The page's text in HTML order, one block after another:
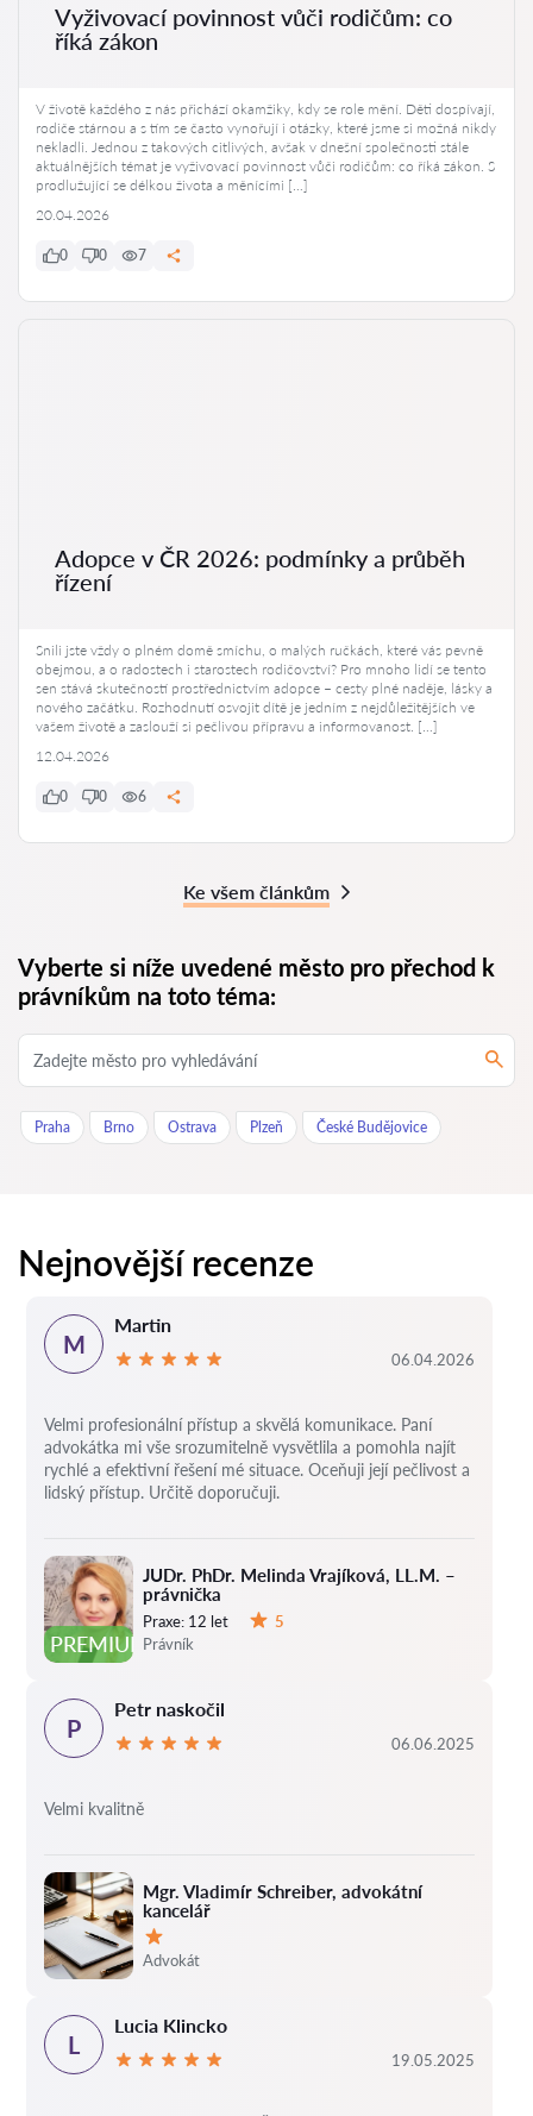
Vyživovací povinnost vůči rodičům: co
říká zákon
V životě každého z nás přichází okamžiky, kdy se role mění. Děti dospívají,
rodiče stárnou a s tím se často vynořují i otázky, které jsme si možná nikdy
nekladli. Jednou z takových citlivých, avšak v dnešní společnosti stále
aktuálnějších témat je vyživovací povinnost vůči rodičům: co říká zákon. S
prodlužující se délkou života a měnícími […]
20.04.2026
0 0 7
Adopce v ČR 2026: podmínky a průběh
řízení
Snili jste vždy o plném domě smíchu, o malých ručkách, které vás pevně
obejmou, a o radostech i starostech rodičovství? Pro mnoho lidí se tento
sen stává skutečností prostřednictvím adopce – cesty plné naděje, lásky a
nového začátku. Rozhodnutí osvojit dítě je jedním z nejdůležitějších ve
vašem životě a zaslouží si pečlivou přípravu a informovanost. […]
12.04.2026
0 0 6
Ke všem článkům
Vyberte si níže uvedené město pro přechod k
právníkům na toto téma:
Praha Brno Ostrava Plzeň České Budějovice
Nejnovější recenze
PREMIUM
JUDr. PhDr. Melinda Vrajíková, LL.M. –
právnička
Praxe: 12 let
5
Právník
M
Martin
06.04.2026
Velmi profesionální přístup a skvělá komunikace. Paní
advokátka mi vše srozumitelně vysvětlila a pomohla najít
rychlé a efektivní řešení mé situace. Oceňuji její pečlivost a
lidský přístup. Určitě doporučuji.
Mgr. Vladimír Schreiber, advokátní
kancelář
Hodnocení:
Advokát
P
Petr naskočil
06.06.2025
Velmi kvalitně
L
Lucia Klincko
19.05.2025